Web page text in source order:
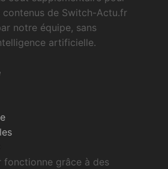
contenus de Switch-Actu.fr
notre équipe, sans
artificielle.
fonctionne grâce à des